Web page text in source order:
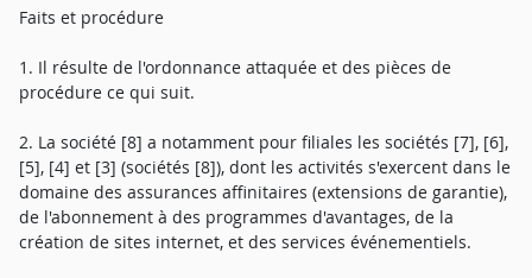
Faits et procédure
1. Il résulte de l'ordonnance attaquée et des pièces de
procédure ce qui suit.
2. La société [8] a notamment pour filiales les sociétés [7], [6],
[5], [4] et [3] (sociétés [8]), dont les activités s'exercent dans le
domaine des assurances affinitaires (extensions de garantie),
de l'abonnement à des programmes d'avantages, de la
création de sites internet, et des services événementiels.